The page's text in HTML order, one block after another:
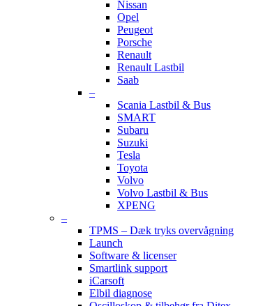
Nissan
Opel
Peugeot
Porsche
Renault
Renault Lastbil
Saab
–
Scania Lastbil & Bus
SMART
Subaru
Suzuki
Tesla
Toyota
Volvo
Volvo Lastbil & Bus
XPENG
–
TPMS – Dæk tryks overvågning
Launch
Software & licenser
Smartlink support
iCarsoft
Elbil diagnose